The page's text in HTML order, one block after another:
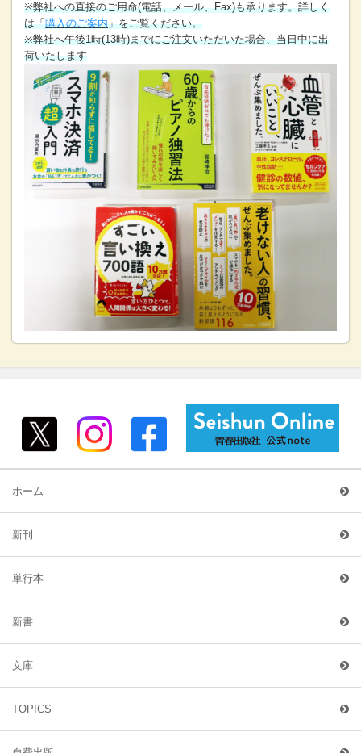
※弊社への直接のご用命(電話、メール、Fax)も承ります。詳しく
は「購入のご案内」をご覧ください。
※弊社へ午後1時(13時)までにご注文いただいた場合、当日中に出
荷いたします
ホーム
新刊
単行本
新書
文庫
TOPICS